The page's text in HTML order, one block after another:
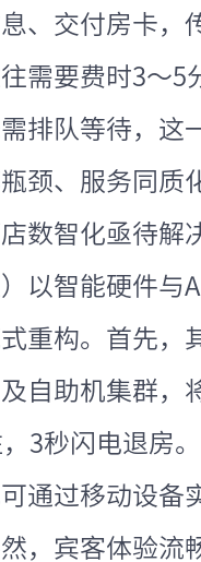
、交付房卡，
需要费时3～5
排队等待，这
颈、服务同质
数智化亟待解
以智能硬件与
重构。首先，
自助机集群，
3秒闪电退房
可通过移动设
，宾客体验流